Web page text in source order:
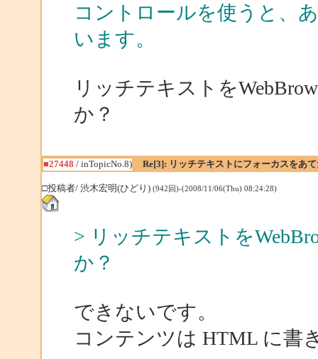
コントロールを使うと、
います。
リッチテキストを
か？
■27448 / inTopicNo.8) Re[3]: リッチテキストにフォーカスをあ
□投稿者/ 渋木宏明(ひどり) (942回)-(2008/11/06(Thu) 08:24:28)
> リッチテキストを
か？
できないです。
コンテンツは HTML に書